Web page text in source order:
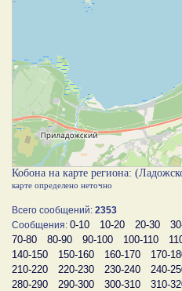
Кобона на карте региона:
карте определено неточно
Всего сообщений: 2353
Сообщения: 0-10 10-20 20-30
70-80
80-90 90-100 100-110
140-150
150-160 160-170 170-
210-220
220-230 230-240 240-
280-290
290-300 300-310 310-